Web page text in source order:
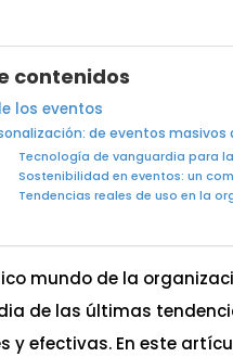
contenidos
los eventos
de eventos masivos
Tecnología de vanguardia para
Sostenibilidad en eventos: un
Tendencias reales de uso en la
mundo de la
de las últimas
y efectivas. En este